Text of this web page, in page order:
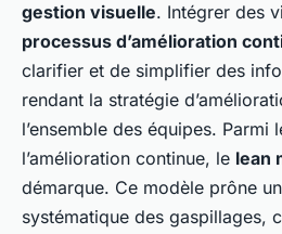
gestion visuelle. Intégrer des
processus d’amélioration
clarifier et de simplifier des
rendant la stratégie
l’ensemble des équipes. Parmi
l’amélioration continue, le lean
démarque. Ce modèle prône
systématique des gaspillages,